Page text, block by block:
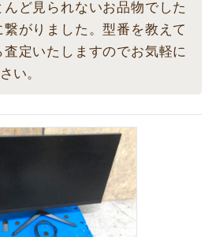
ど見られないお品物でした
がりました。型番を教えて
定いたしますのでお気軽に
い。